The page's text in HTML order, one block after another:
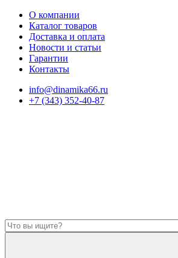
О компании
Каталог товаров
Доставка и оплата
Новости и статьи
Гарантии
Контакты
info@dinamika66.ru
+7 (343) 352-40-87